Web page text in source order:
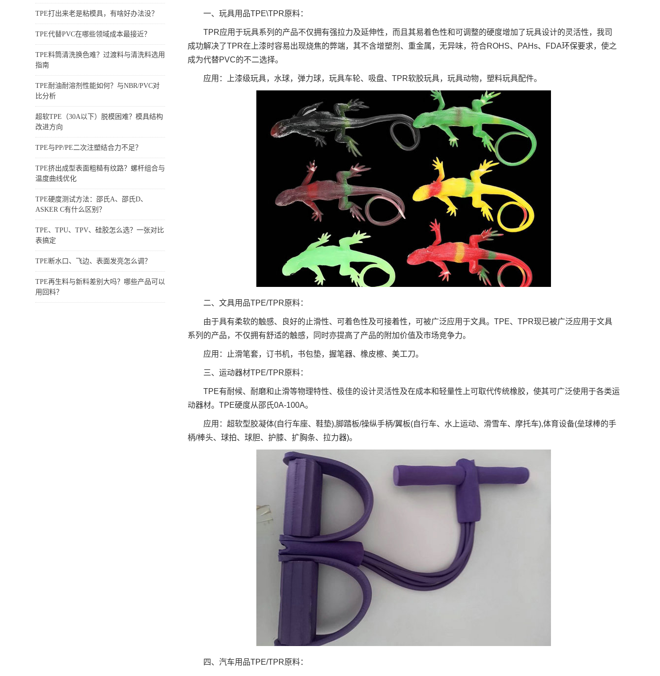
TPE打出来老是粘模具，有啥好办法没？
TPE代替PVC在哪些领域成本最接近？
TPE料筒清洗换色难？过渡料与清洗料选用
指南
TPE耐油耐溶剂性能如何？与NBR/PVC对
比分析
超软TPE（30A以下）脱模困难？模具结构
改进方向
TPE与PP/PE二次注塑结合力不足？
TPE挤出成型表面粗糙有纹路？螺杆组合与
温度曲线优化
TPE硬度测试方法：邵氏A、邵氏D、
ASKER C有什么区别？
TPE、TPU、TPV、硅胶怎么选？一张对比
表搞定
TPE断水口、飞边、表面发亮怎么调？
TPE再生料与新料差别大吗？哪些产品可以
用回料？
一、玩具用品TPE\TPR原料：
TPR应用于玩具系列的产品不仅拥有强拉力及延伸性，而且其易着色性和可调整的硬度增加了玩具设计的灵活性，我司
成功解决了TPR在上漆时容易出现烧焦的弊端，其不含增塑剂、重金属，无异味，符合ROHS、PAHs、FDA环保要求，使之
成为代替PVC的不二选择。
应用：上漆级玩具，水球，弹力球，玩具车轮、吸盘、TPR软胶玩具，玩具动物，塑料玩具配件。
二、文具用品TPE/TPR原料：
由于具有柔软的触感、良好的止滑性、可着色性及可接着性，可被广泛应用于文具。TPE、TPR现已被广泛应用于文具
系列的产品，不仅拥有舒适的触感，同时亦提高了产品的附加价值及市场竞争力。
应用：止滑笔套，订书机，书包垫，握笔器、橡皮檫、美工刀。
三、运动器材TPE/TPR原料：
TPE有耐候、耐磨和止滑等物理特性、极佳的设计灵活性及在成本和轻量性上可取代传统橡胶，使其可广泛使用于各类运
动器材。TPE硬度从邵氏0A-100A。
应用：超软型胶凝体(自行车座、鞋垫),脚踏板/操纵手柄/翼板(自行车、水上运动、滑雪车、摩托车),体育设备(垒球棒的手
柄/棒头、球拍、球胆、护膝、扩胸条、拉力器)。
四、汽车用品TPE/TPR原料：